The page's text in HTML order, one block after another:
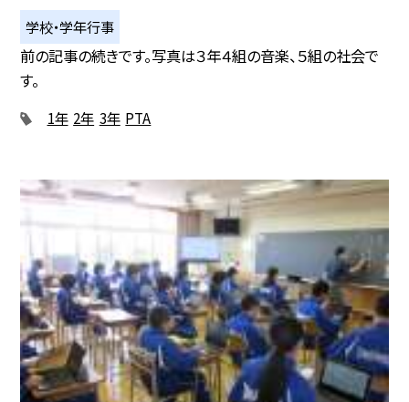
学校・学年行事
前の記事の続きです。写真は３年４組の音楽、５組の社会で
す。
1年 2年 3年 PTA